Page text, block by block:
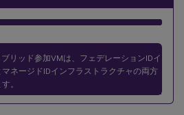
リッド参加VMは、フェデレーションIDイ
ネージドIDインフラストラクチャの両方
。